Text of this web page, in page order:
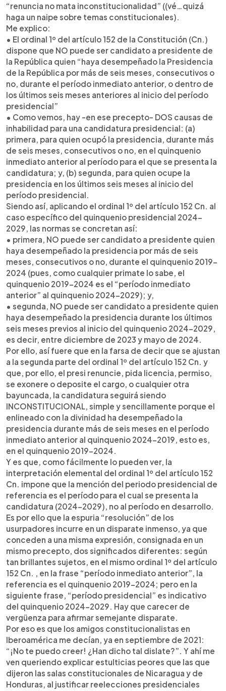
“renuncia no mata inconstitucionalidad” ((vé…quizá
haga un naipe sobre temas constitucionales).
Me explico:
• El ordinal 1º del artículo 152 de la Constitución (Cn.)
dispone que NO puede ser candidato a presidente de
la República quien “haya desempeñado la Presidencia
de la República por más de seis meses, consecutivos o
no, durante el período inmediato anterior, o dentro de
los últimos seis meses anteriores al inicio del período
presidencial”
• Como vemos, hay -en ese precepto- DOS causas de
inhabilidad para una candidatura presidencial: (a)
primera, para quien ocupó la presidencia, durante más
de seis meses, consecutivos o no, en el quinquenio
inmediato anterior al período para el que se presenta la
candidatura; y, (b) segunda, para quien ocupe la
presidencia en los últimos seis meses al inicio del
período presidencial.
Siendo así, aplicando el ordinal 1º del artículo 152 Cn. al
caso específico del quinquenio presidencial 2024-
2029, las normas se concretan así:
• primera, NO puede ser candidato a presidente quien
haya desempeñado la presidencia por más de seis
meses, consecutivos o no, durante el quinquenio 2019-
2024 (pues, como cualquier primate lo sabe, el
quinquenio 2019-2024 es el “período inmediato
anterior” al quinquenio 2024-2029); y,
• segunda, NO puede ser candidato a presidente quien
haya desempeñado la presidencia durante los últimos
seis meses previos al inicio del quinquenio 2024-2029,
es decir, entre diciembre de 2023 y mayo de 2024.
Por ello, así fuere que en la farsa de decir que se ajustan
a la segunda parte del ordinal 1º del artículo 152 Cn. y
que, por ello, el presi renuncie, pida licencia, permiso,
se exonere o deposite el cargo, o cualquier otra
bayuncada, la candidatura seguirá siendo
INCONSTITUCIONAL, simple y sencillamente porque el
enlineado con la divinidad ha desempeñado la
presidencia durante más de seis meses en el período
inmediato anterior al quinquenio 2024-2019, esto es,
en el quinquenio 2019-2024.
Y es que, como fácilmente lo pueden ver, la
interpretación elemental del ordinal 1º del artículo 152
Cn. impone que la mención del periodo presidencial de
referencia es el período para el cual se presenta la
candidatura (2024-2029), no al período en desarrollo.
Es por ello que la espuria “resolución” de los
usurpadores incurre en un disparate inmenso, ya que
conceden a una misma expresión, consignada en un
mismo precepto, dos significados diferentes: según
tan brillantes sujetos, en el mismo ordinal 1º del artículo
152 Cn. , en la frase “período inmediato anterior”, la
referencia es el quinquenio 2019-2024; pero en la
siguiente frase, “período presidencial” es indicativo
del quinquenio 2024-2029. Hay que carecer de
vergüenza para afirmar semejante disparate.
Por eso es que los amigos constitucionalistas en
Iberoamérica me decían, ya en septiembre de 2021:
“¡No te puedo creer! ¿Han dicho tal dislate?”. Y ahí me
ven queriendo explicar estulticias peores que las que
dijeron las salas constitucionales de Nicaragua y de
Honduras, al justificar reelecciones presidenciales